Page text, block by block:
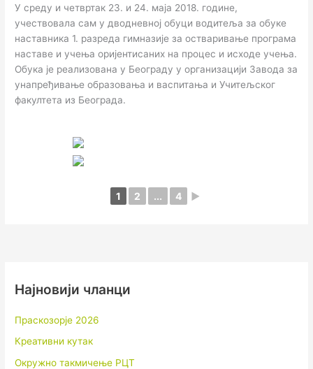
У среду и четвртак 23. и 24. маја 2018. године,
учествовала сам у дводневној обуци водитеља за обуке
наставника 1. разреда гимназије за остваривање програма
наставе и учења оријентисаних на процес и исходе учења.
Обука је реализована у Београду у организацији Завода за
унапређивање образовања и васпитања и Учитељског
факултета из Београда.
1 2 ... 4 ►
Најновији чланци
Праскозорје 2026
Креативни кутак
Окружно такмичење РЦТ